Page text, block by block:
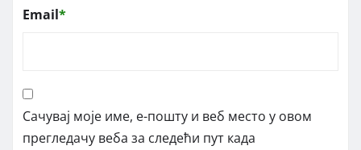
Email*
Сачувај моје име, е-пошту и веб место у овом
прегледачу веба за следећи пут када